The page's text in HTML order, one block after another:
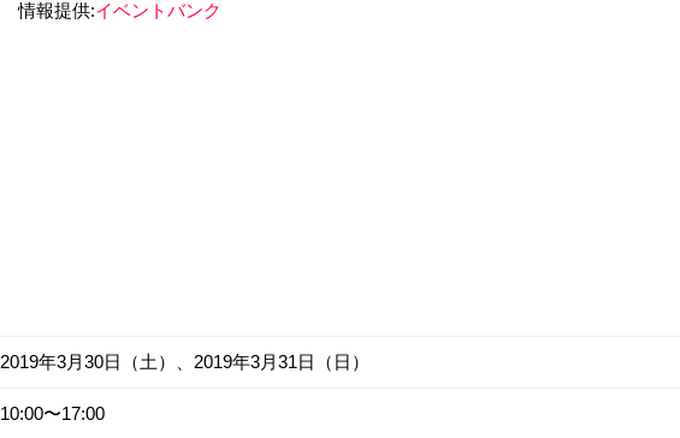
情報提供:イベントバンク
2019年3月30日（土）、2019年3月31日（日）
10:00〜17:00